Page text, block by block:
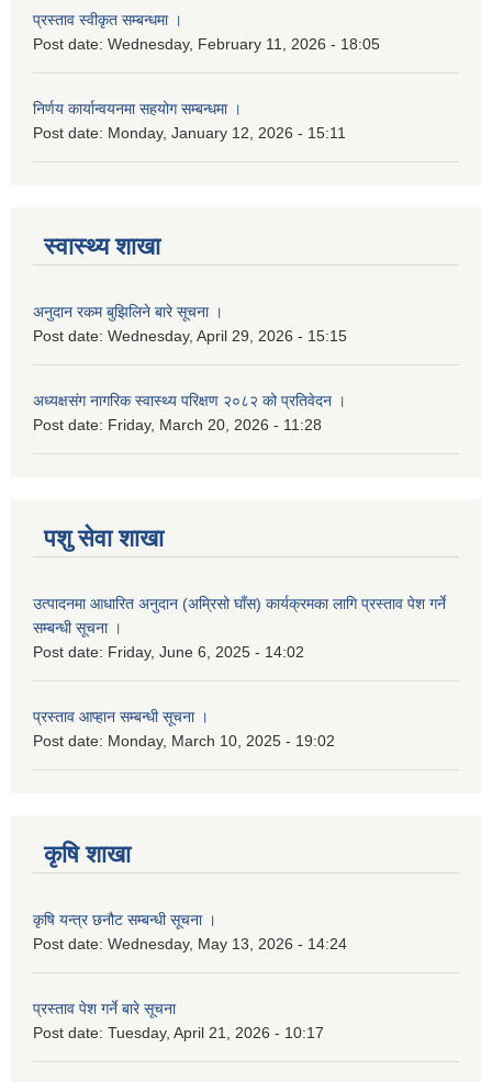
प्रस्ताव स्वीकृत सम्बन्धमा ।
Post date: Wednesday, February 11, 2026 - 18:05
निर्णय कार्यान्वयनमा सहयोग सम्बन्धमा ।
Post date: Monday, January 12, 2026 - 15:11
स्वास्थ्य शाखा
अनुदान रकम बुझिलिने बारे सूचना ।
Post date: Wednesday, April 29, 2026 - 15:15
अध्यक्षसंग नागरिक स्वास्थ्य परिक्षण २०८२ को प्रतिवेदन ।
Post date: Friday, March 20, 2026 - 11:28
पशु सेवा शाखा
उत्पादनमा आधारित अनुदान (अम्रिसो घाँस) कार्यक्रमका लागि प्रस्ताव पेश गर्ने
सम्बन्धी सूचना ।
Post date: Friday, June 6, 2025 - 14:02
प्रस्ताव आप्हान सम्बन्धी सूचना ।
Post date: Monday, March 10, 2025 - 19:02
कृषि शाखा
कृषि यन्त्र छनौट सम्बन्धी सूचना ।
Post date: Wednesday, May 13, 2026 - 14:24
प्रस्ताव पेश गर्ने बारे सूचना
Post date: Tuesday, April 21, 2026 - 10:17